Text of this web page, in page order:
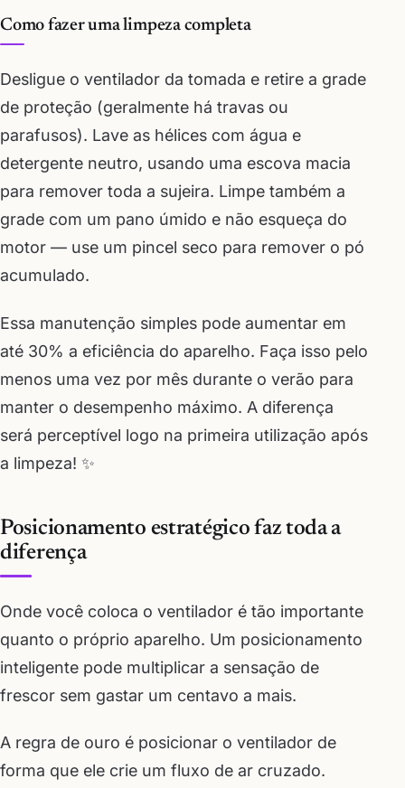
Como fazer uma limpeza completa
Desligue o ventilador da tomada e retire a grade
de proteção (geralmente há travas ou
parafusos). Lave as hélices com água e
detergente neutro, usando uma escova macia
para remover toda a sujeira. Limpe também a
grade com um pano úmido e não esqueça do
motor — use um pincel seco para remover o pó
acumulado.
Essa manutenção simples pode aumentar em
até 30% a eficiência do aparelho. Faça isso pelo
menos uma vez por mês durante o verão para
manter o desempenho máximo. A diferença
será perceptível logo na primeira utilização após
a limpeza! ✨
Posicionamento estratégico faz toda a
diferença
Onde você coloca o ventilador é tão importante
quanto o próprio aparelho. Um posicionamento
inteligente pode multiplicar a sensação de
frescor sem gastar um centavo a mais.
A regra de ouro é posicionar o ventilador de
forma que ele crie um fluxo de ar cruzado.